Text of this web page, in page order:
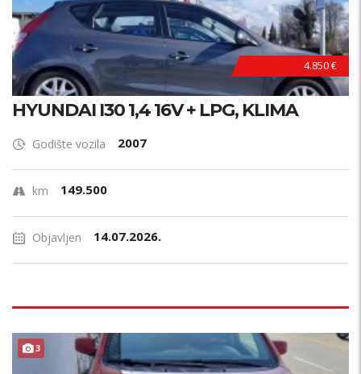
4.850 €
HYUNDAI I30 1,4 16V + LPG, KLIMA
Godište vozila 2007
km 149.500
Objavljen 14.07.2026.
3